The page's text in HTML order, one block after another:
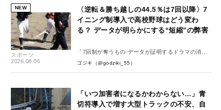
NEW
スポーツ
2026.08.06
〈逆転＆勝ち越しの44.5％は7回以降〉7
イニング制導入で高校野球はどう変わ
る？ データが明らかにする“短縮”の弊害
「7回制が奪うもの-データが証明するドラマの消
失-」
ゴジキ（@godziki_55）
「いつ加害者になるかわからない…」青
切符導入で増す大型トラックの不安、自